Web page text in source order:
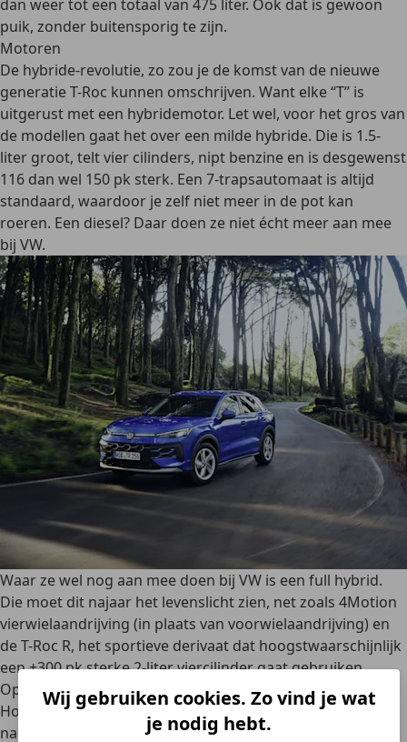
Wij gebruiken cookies. Zo vind je wat
je nodig hebt.
dan weer tot een totaal van 475 liter. Ook dat is gewoon
puik, zonder buitensporig te zijn.
Motoren
De hybride-revolutie, zo zou je de komst van de nieuwe
generatie T-Roc kunnen omschrijven. Want elke “T” is
uitgerust met een hybridemotor. Let wel, voor het gros van
de modellen gaat het over een milde hybride. Die is 1.5-
liter groot, telt vier cilinders, nipt benzine en is desgewenst
116 dan wel 150 pk sterk. Een 7-trapsautomaat is altijd
standaard, waardoor je zelf niet meer in de pot kan
roeren. Een diesel? Daar doen ze niet écht meer aan mee
bij VW.
Waar ze wel nog aan mee doen bij VW is een full hybrid.
Die moet dit najaar het levenslicht zien, net zoals 4Motion
vierwielaandrijving (in plaats van voorwielaandrijving) en
de T-Roc R, het sportieve derivaat dat hoogstwaarschijnlijk
een +300 pk sterke 2-liter viercilinder gaat gebruiken.
Op de weg
Hoewel de vorige generatie nooit een blijvende indruk
naliet qua rijgedrag (gewoon goed, niet uitgesproken),